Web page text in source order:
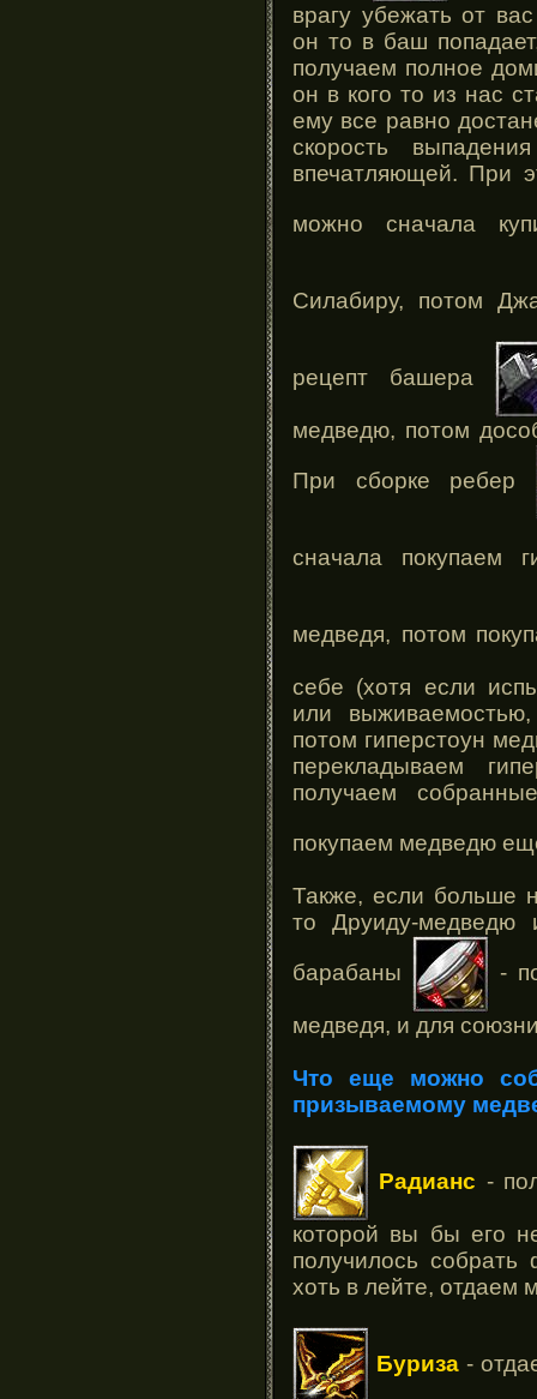
врагу убежать от
он то в баш
получаем полное
он в кого то из нас
ему все равно
скорость
впечатляющей. При
можно сначала
Силабиру, потом
рецепт башера
медведю, потом
При сборке ребер
сначала покупаем
медведя, потом
себе (хотя если
или
потом гиперстоун
перекладываем
получаем
покупаем медведю
Также, если больше
то Друиду-медведю
барабаны -
медведя, и для
Что еще можно
призываемому
Радианс -
которой вы бы его
получилось
хоть в лейте, отдаем
Буриза -